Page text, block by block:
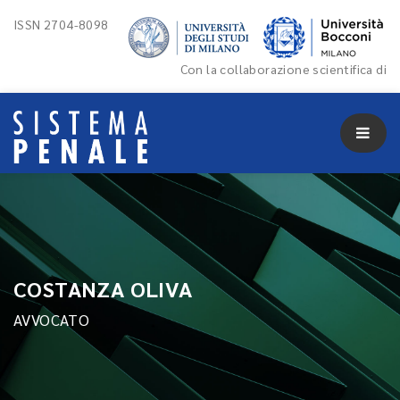
ISSN 2704-8098
Con la collaborazione scientifica di
COSTANZA OLIVA
AVVOCATO